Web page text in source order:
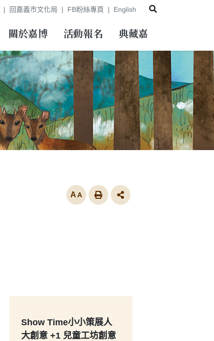
回嘉義市文化局 FB粉絲專頁 English
關於嘉博 活動報名 典藏嘉
放大
Show Time小小策展人
大創意 +1 兒童工坊創意